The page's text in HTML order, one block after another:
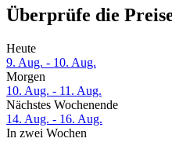
Überprüfe die
Heute
9. Aug. - 10. Aug.
Morgen
10. Aug. - 11. Aug.
Nächstes Wochenende
14. Aug. - 16. Aug.
In zwei Wochen